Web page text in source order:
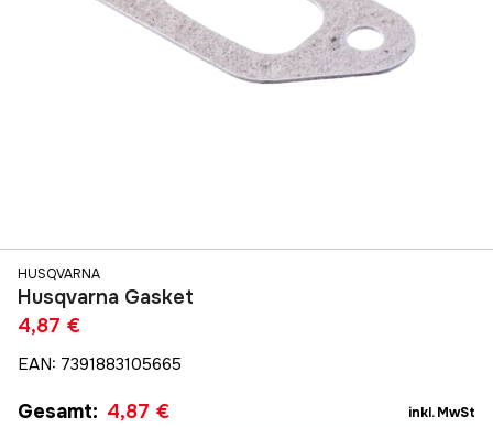
HUSQVARNA
Husqvarna Gasket
4,87 €
EAN: 7391883105665
Gesamt: 4,87 € inkl. MwSt